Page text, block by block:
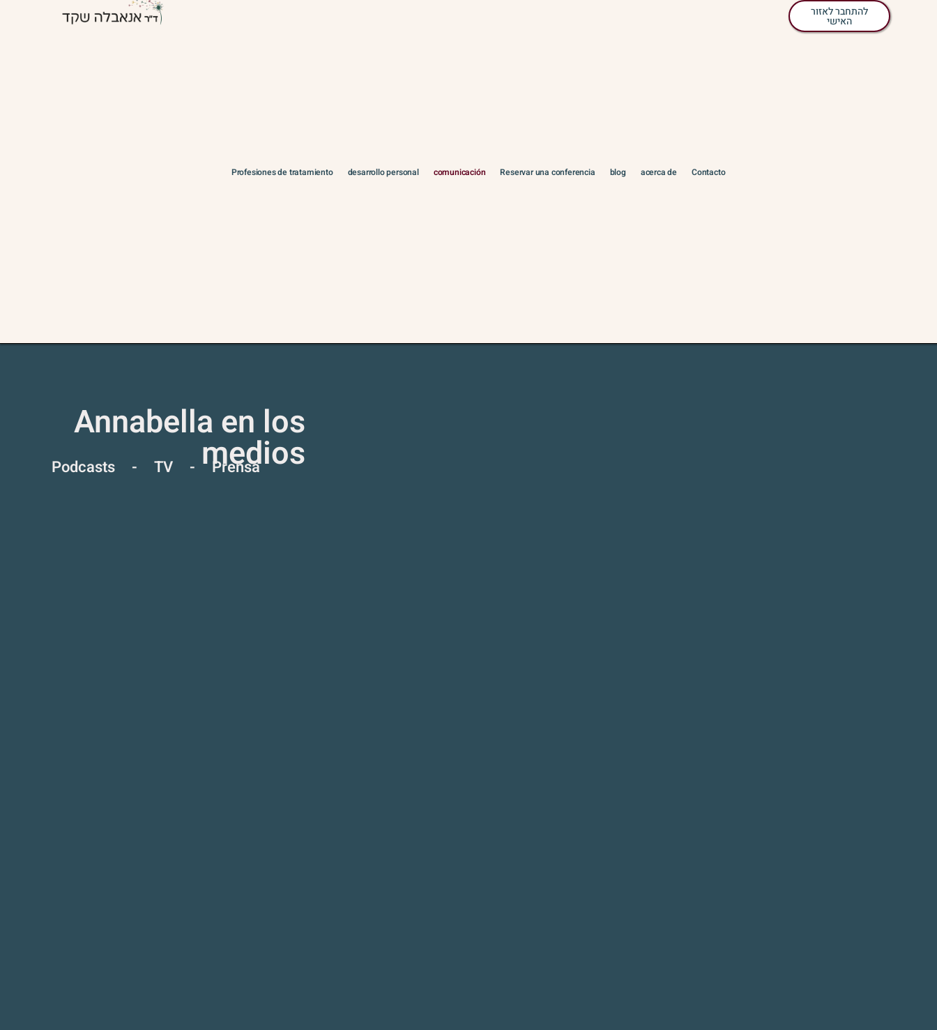
Profesiones de tratamiento desarrollo personal comunicación Reservar una conferencia blog acerca de Contacto
להתחבר לאזור
האישי
Annabella en los
medios
Podcasts - TV - Prensa